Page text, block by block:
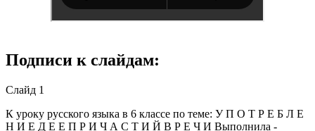
Подписи к слайдам:
Слайд 1
К уроку русского языка в 6 классе по теме: У П О Т Р Е Б Л Е
Н И Е Д Е Е П Р И Ч А С Т И Й В Р Е Ч И Выполнила -